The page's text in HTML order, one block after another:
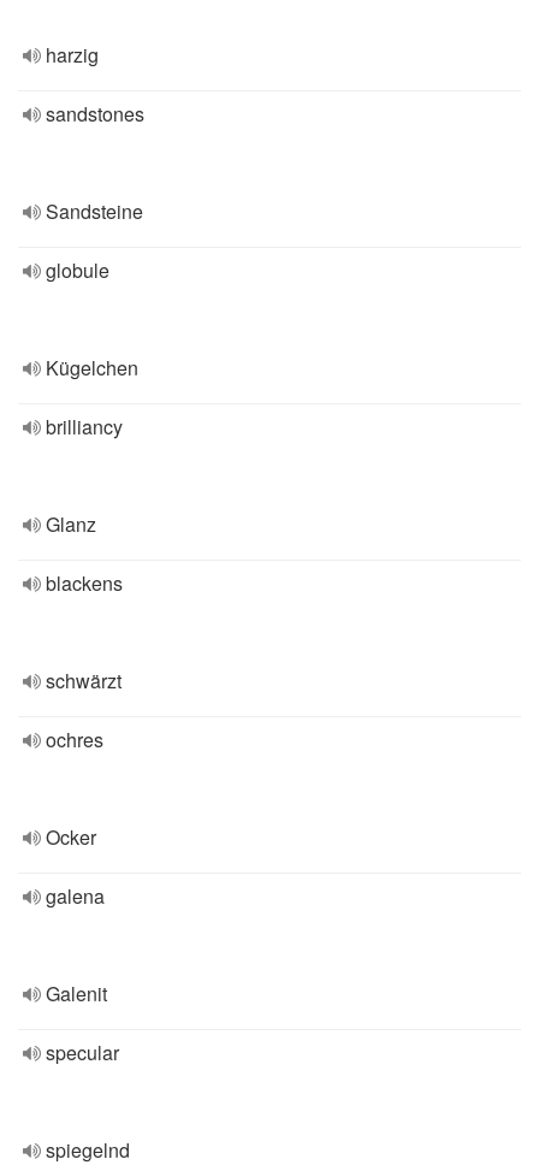
harzig
sandstones
Sandsteine
globule
Kügelchen
brilliancy
Glanz
blackens
schwärzt
ochres
Ocker
galena
Galenit
specular
spiegelnd